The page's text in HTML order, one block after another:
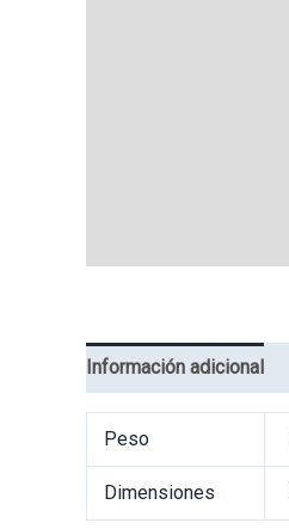
Información adicional
Peso
Dimensiones